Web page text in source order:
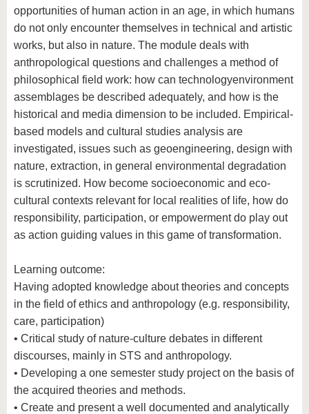
opportunities of human action in an age, in which humans
do not only encounter themselves in technical and artistic
works, but also in nature. The module deals with
anthropological questions and challenges a method of
philosophical field work: how can technologyenvironment
assemblages be described adequately, and how is the
historical and media dimension to be included. Empirical-
based models and cultural studies analysis are
investigated, issues such as geoengineering, design with
nature, extraction, in general environmental degradation
is scrutinized. How become socioeconomic and eco-
cultural contexts relevant for local realities of life, how do
responsibility, participation, or empowerment do play out
as action guiding values in this game of transformation.
Learning outcome:
Having adopted knowledge about theories and concepts
in the field of ethics and anthropology (e.g. responsibility,
care, participation)
• Critical study of nature-culture debates in different
discourses, mainly in STS and anthropology.
• Developing a one semester study project on the basis of
the acquired theories and methods.
• Create and present a well documented and analytically